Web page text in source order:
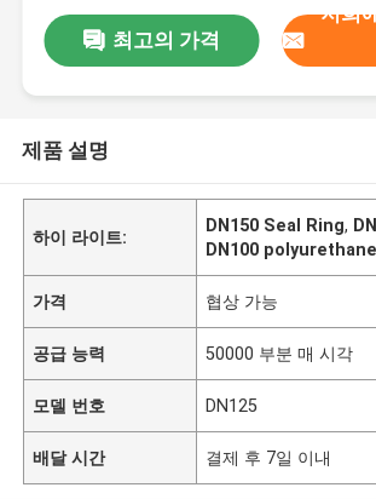
최고의 가격
저희
제품 설명
하이 라이트:
DN150 Seal Ring,
DN100
가격 협상 가능
공급 능력 50000 부분 매 시각
모델 번호 DN125
배달 시간 결제 후 7일 이내